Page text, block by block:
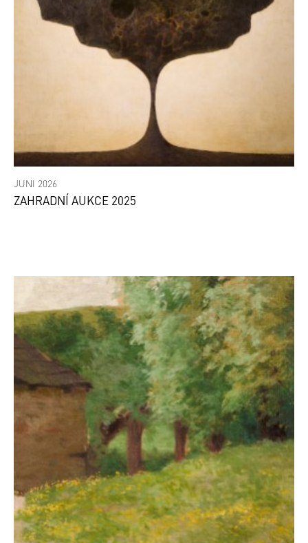
JUNI 2026
ZAHRADNÍ AUKCE 2025